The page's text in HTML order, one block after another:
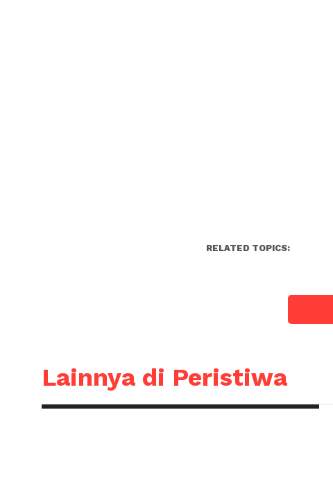
RELATED TOPICS:
Lainnya di Peristiwa